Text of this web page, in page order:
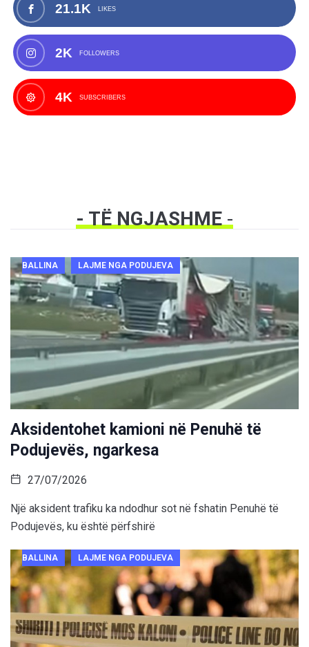
21.1K LIKES
2K FOLLOWERS
4K SUBSCRIBERS
- TË NGJASHME-
BALLINA LAJME NGA PODUJEVA
Aksidentohet kamioni në Penuhë të
Podujevës, ngarkesa
27/07/2026
Një aksident trafiku ka ndodhur sot në fshatin Penuhë të
Podujevës, ku është përfshirë
BALLINA LAJME NGA PODUJEVA